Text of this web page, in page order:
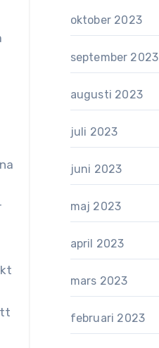
oktober 2023
september 2023
augusti 2023
juli 2023
juni 2023
maj 2023
april 2023
mars 2023
februari 2023